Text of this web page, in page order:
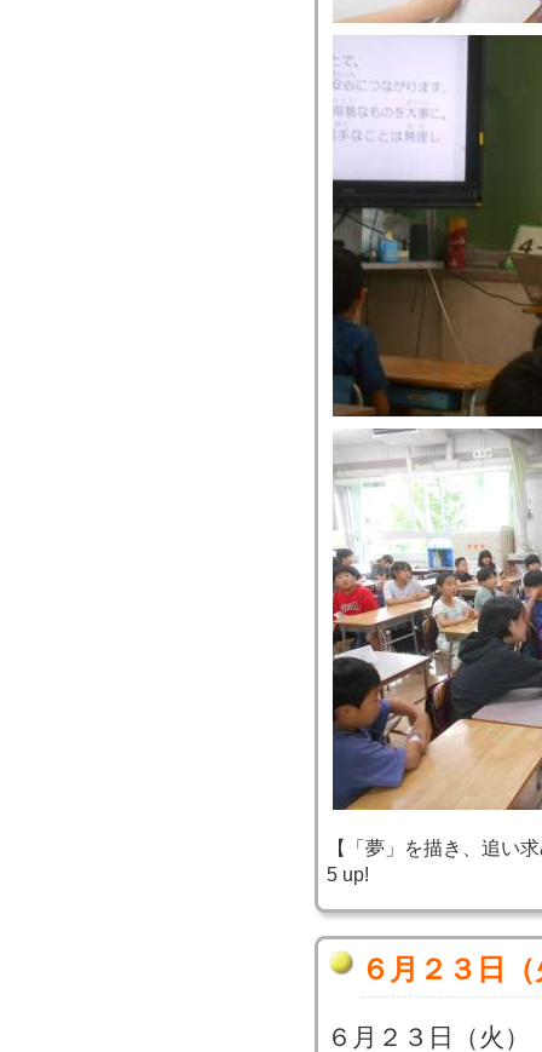
【「夢」を描き、追い
5 up!
６月２３日
６月２３日（火